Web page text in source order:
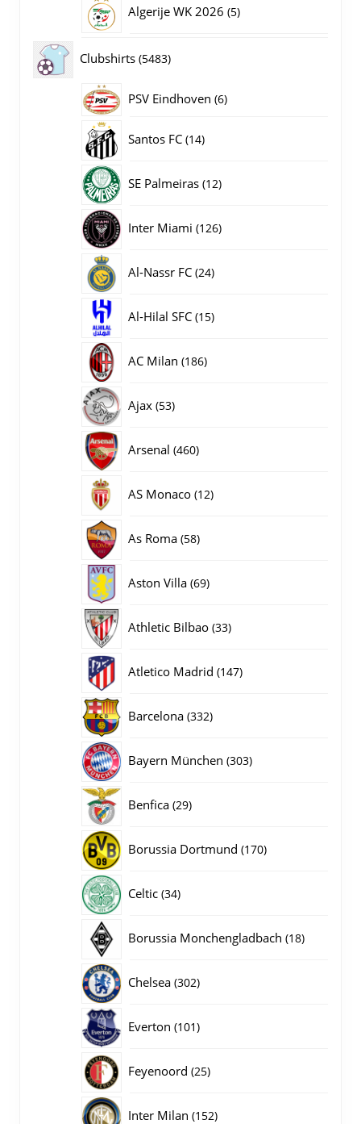
Algerije WK 2026 55
Clubshirts 54835483
producten
PSV Eindhoven 66
Santos FC 1414
SE Palmeiras 1212
Inter Miami 126126
Al-Nassr FC 2424
Al-Hilal SFC 1515
AC Milan 186186
Ajax 5353
Arsenal 460460
AS Monaco 1212
As Roma 5858
Aston Villa 6969
Athletic Bilbao 3333
Atletico Madrid 147147
Barcelona 332332
Bayern München 303303
Benfica 2929
Borussia Dortmund 170170
Celtic 3434
Borussia Monchengladbach 1818
Chelsea 302302
Everton 101101
Feyenoord 2525
Inter Milan 152152